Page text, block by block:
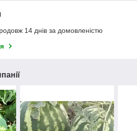
14 днів за домовленістю